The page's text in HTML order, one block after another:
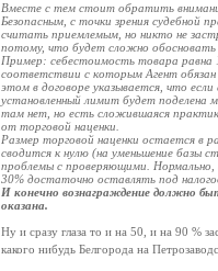
Вместе с тем стоит обратить
Безопасным, с точки зрения судебной
считать приемлемым, но никто не
потому, что будет сложно обосновать
Пример: себестоимость товара равна
соответствии с которым Агент
этом в договоре указывается, что
установленный лимит будет поделена
там нет, но есть сложившаяся
от торговой наценки.
Размер торговой наценки остается в
сводится к нулю (на уменьшение базы
проблемы с проверяющими. Нормально,
30% достаточно оставлять под
И конечно вознаграждение должно
оказана.
Ну и сразу глаза то и на 50, и на 90 %
какого нибудь Белгорода на